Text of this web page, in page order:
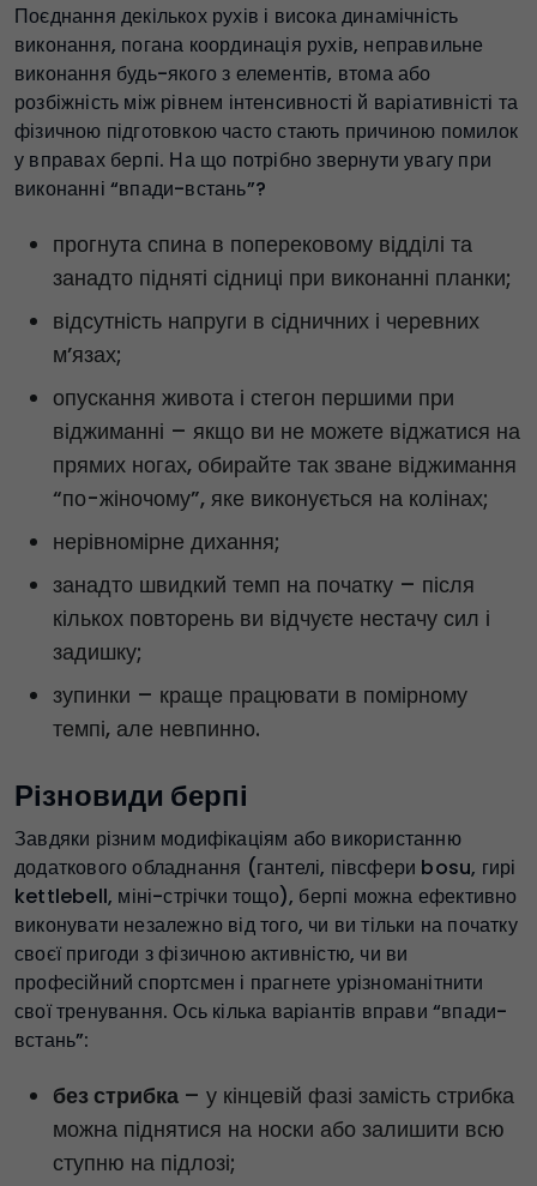
Поєднання декількох рухів і висока динамічність
виконання, погана координація рухів, неправильне
виконання будь-якого з елементів, втома або
розбіжність між рівнем інтенсивності й варіативністі та
фізичною підготовкою часто стають причиною помилок
у вправах берпі. На що потрібно звернути увагу при
виконанні “впади-встань”?
прогнута спина в поперековому відділі та
занадто підняті сідниці при виконанні планки;
відсутність напруги в сідничних і черевних
м’язах;
опускання живота і стегон першими при
віджиманні – якщо ви не можете віджатися на
прямих ногах, обирайте так зване віджимання
“по-жіночому”, яке виконується на колінах;
нерівномірне дихання;
занадто швидкий темп на початку – після
кількох повторень ви відчуєте нестачу сил і
задишку;
зупинки – краще працювати в помірному
темпі, але невпинно.
Різновиди берпі
Завдяки різним модифікаціям або використанню
додаткового обладнання (гантелі, півсфери bosu, гирі
kettlebell, міні-стрічки тощо), берпі можна ефективно
виконувати незалежно від того, чи ви тільки на початку
своєї пригоди з фізичною активністю, чи ви
професійний спортсмен і прагнете урізноманітнити
свої тренування. Ось кілька варіантів вправи “впади-
встань”:
без стрибка – у кінцевій фазі замість стрибка
можна піднятися на носки або залишити всю
ступню на підлозі;